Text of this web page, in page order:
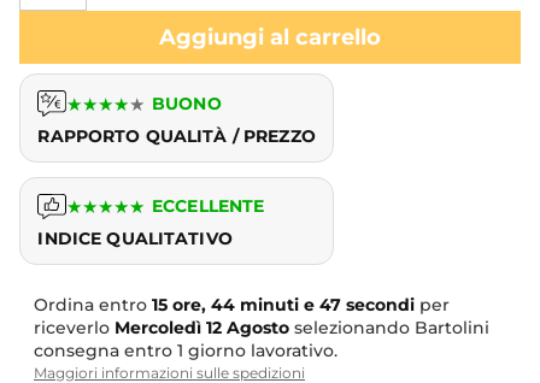
Aggiungi al carrello
★★★★★ BUONO
RAPPORTO QUALITÀ / PREZZO
★★★★★ ECCELLENTE
INDICE QUALITATIVO
Ordina entro 15 ore, 44 minuti e 46 secondi per
riceverlo Mercoledì 12 Agosto selezionando Bartolini
consegna entro 1 giorno lavorativo.
Maggiori informazioni sulle spedizioni